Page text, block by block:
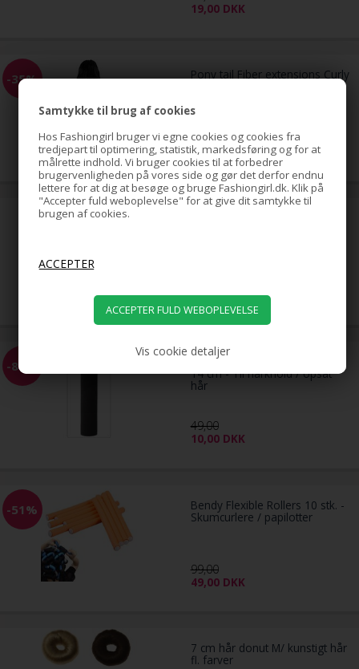
Samtykke til brug af cookies
Hos Fashiongirl bruger vi egne cookies og cookies fra
tredjepart til optimering, statistik, markedsføring og for at
målrette indhold. Vi bruger cookies til at forbedrer
brugervenligheden på vores side og gør det derfor endnu
lettere for at dig at besøge og bruge Fashiongirl.dk. Klik på
"Accepter fuld weboplevelse" for at give dit samtykke til
brugen af cookies.
Vis cookie detaljer
19,00 DKK
-35% Pony tail Fiber extensions Curly
229,00
149,00DKK
-80% Foam Hair Foundation Styler
14 cm - Til hårknold / opsat
hår
49,00
10,00 DKK
-51% Bendy Flexible Rollers 10 stk. -
Skumcurlere / papilotter
99,00
49,00 DKK
7 cm hår donut M/ kunstigt hår
fl. farver